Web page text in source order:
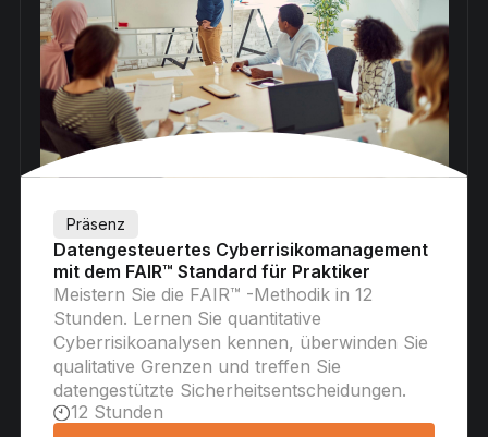
Präsenz
Datengesteuertes Cyberrisikomanagement
mit dem FAIR™ Standard für Praktiker
Meistern Sie die FAIR™ -Methodik in 12
Stunden. Lernen Sie quantitative
Cyberrisikoanalysen kennen, überwinden Sie
qualitative Grenzen und treffen Sie
datengestützte Sicherheitsentscheidungen.
12 Stunden